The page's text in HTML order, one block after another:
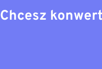
Chcesz